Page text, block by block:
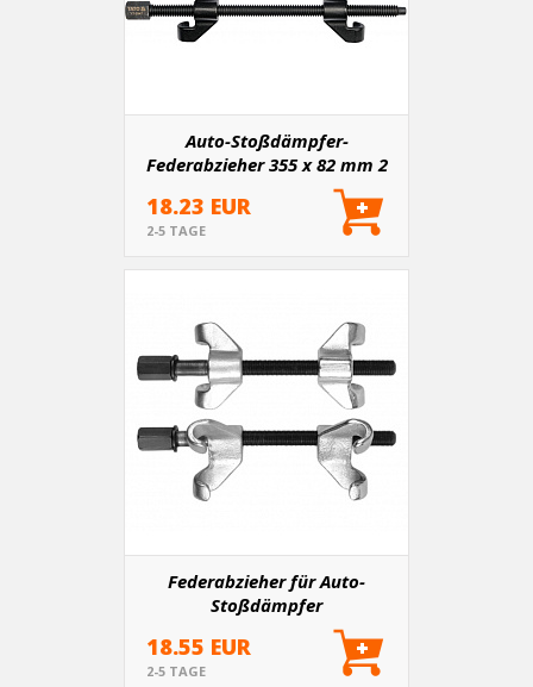
Auto-Stoßdämpfer-
Federabzieher 355 x 82 mm 2
18.23 EUR
2-5 TAGE
Federabzieher für Auto-
Stoßdämpfer
18.55 EUR
2-5 TAGE